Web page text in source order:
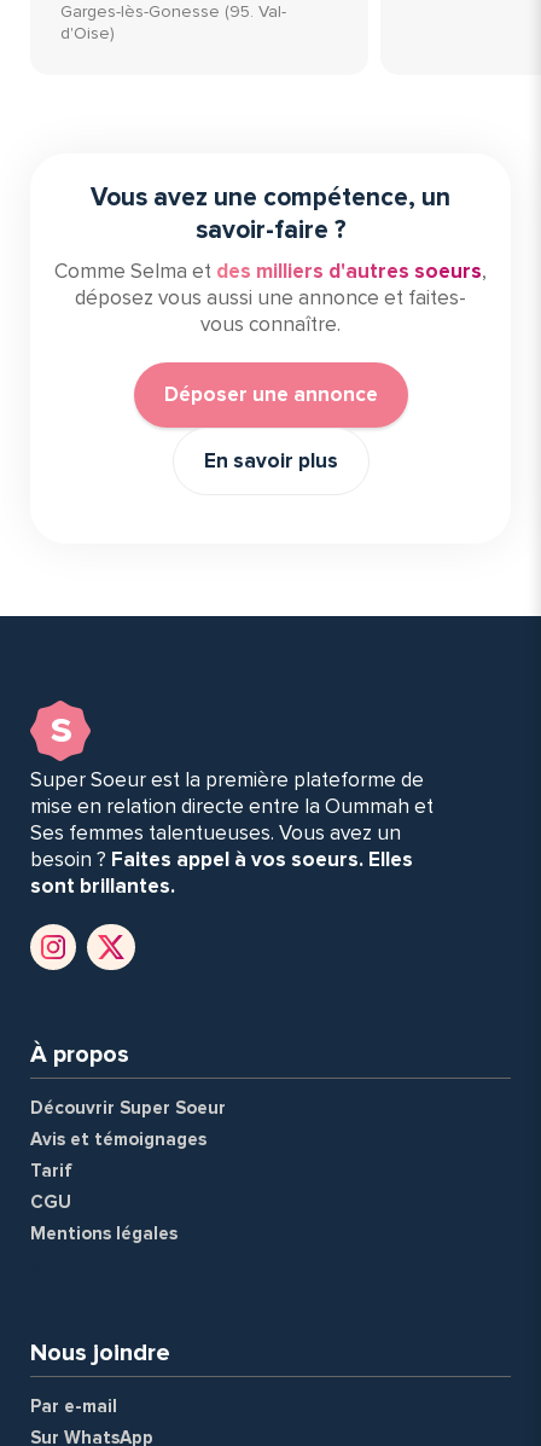
Garges-lès-Gonesse (95. Val-
d'Oise)
Vous avez une compétence, un
savoir-faire ?
Comme Selma et des milliers d'autres soeurs,
déposez vous aussi une annonce et faites-
vous connaître.
Déposer une annonce
En savoir plus
s
Super Soeur est la première plateforme de
mise en relation directe entre la Oummah et
Ses femmes talentueuses. Vous avez un
besoin ? Faites appel à vos soeurs. Elles
sont brillantes.
À propos
Découvrir Super Soeur
Avis et témoignages
Tarif
CGU
Mentions légales
Nous joindre
Par e-mail
Sur WhatsApp